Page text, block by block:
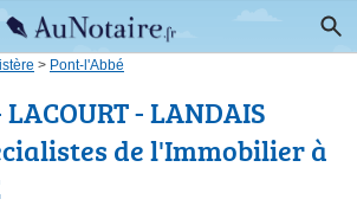
> Pont-l'Abbé
LACOURT - LANDAIS
de l'Immobilier à